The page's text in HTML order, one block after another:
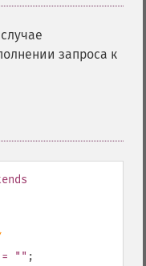
запроса к
"" ;